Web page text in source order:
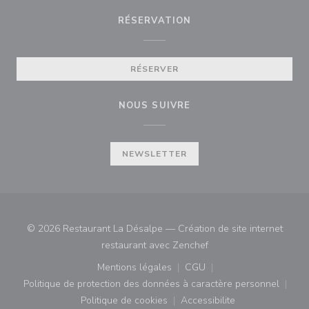
RÉSERVATION
RÉSERVER
NOUS SUIVRE
NEWSLETTER
© 2026 Restaurant La Désalpe — Création de site internet
restaurant avec Zenchef((ouvre une nouvelle
Mentions légales
((ouvre une nouvelle fenêtre))
CGU
((ouvre une nouvelle
Politique de protection des données à caractère personnel
((ouvre une nouvelle fenêtre))
Politique de cookies Accessibilite